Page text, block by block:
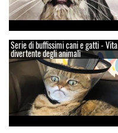
Serie di buffissimi cani e gatti - Vita
divertente degli animali